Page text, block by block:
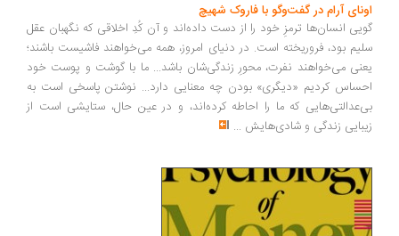
آرام در گفت‌وگو با فاروک شهیچ‭
انسان‌ها ترمزِ خود را از دست داده‌اند و آن کُدِ اخلاقی که نگهبان عقل
بود، فروریخته است. در دنیای امروز، همه می‌خواهند فاشیست باشند؛
می‌خواهند نفرت، محورِ زندگی‌شان باشد... ما با گوشت و پوست خود
کردیم «دیگری» بودن چه معنایی دارد... نوشتن پاسخی است به
که ما را احاطه کرده‌اند، و در عین حال، ستایشی است از
زندگی و شادی‌هایش...